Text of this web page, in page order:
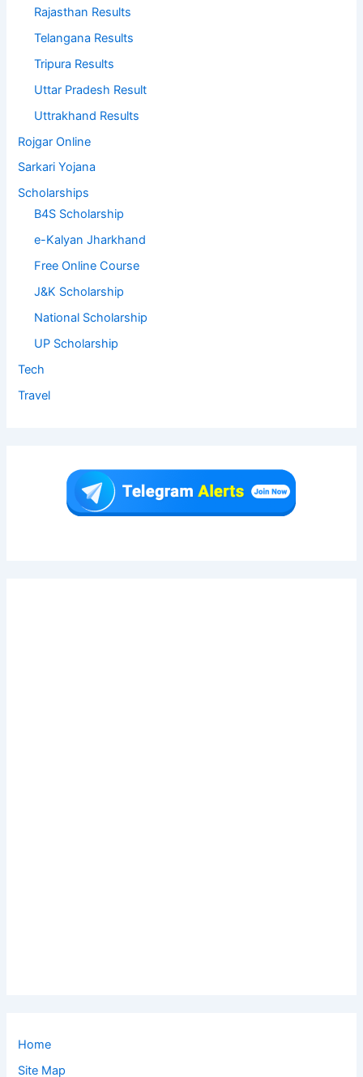
Rajasthan Results
Telangana Results
Tripura Results
Uttar Pradesh Result
Uttrakhand Results
Rojgar Online
Sarkari Yojana
Scholarships
B4S Scholarship
e-Kalyan Jharkhand
Free Online Course
J&K Scholarship
National Scholarship
UP Scholarship
Tech
Travel
Home
Site Map